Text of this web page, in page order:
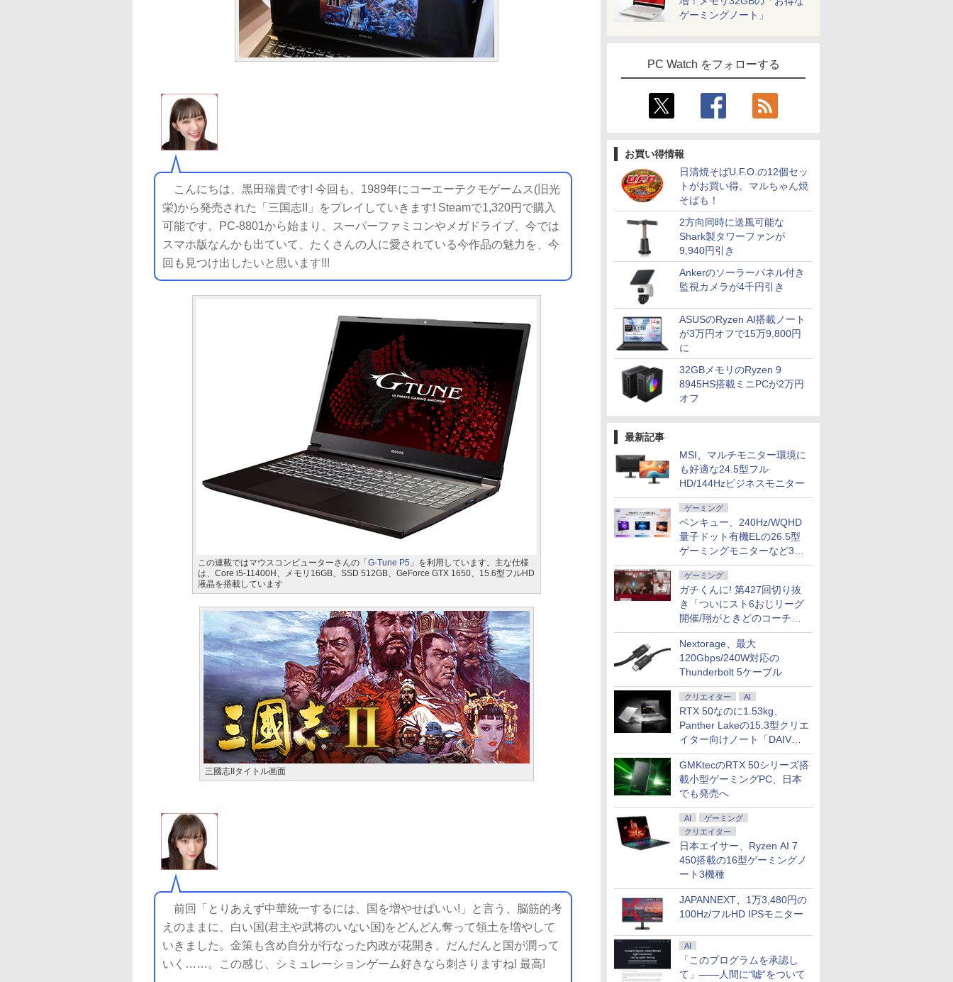
ゲーミングノート」
PC Watch をフォローする
お買い得情報
日清焼そばU.F.O.の12個セッ
トがお買い得。マルちゃん焼
そばも！
2方向同時に送風可能な
Shark製タワーファンが
9,940円引き
Ankerのソーラーパネル付き
監視カメラが4千円引き
ASUSのRyzen AI搭載ノート
が3万円オフで15万9,800円
に
32GBメモリのRyzen 9
8945HS搭載ミニPCが2万円
オフ
最新記事
MSI、マルチモニター環境に
も好適な24.5型フル
HD/144Hzビジネスモニター
ゲーミング
ベンキュー、240Hz/WQHD
量子ドット有機ELの26.5型
ゲーミングモニターなど3機
種
ゲーミング
ガチくんに! 第427回切り抜
き「ついにスト6おじリーグ
開催/翔がときどのコーチ就
任など」
Nextorage、最大
120Gbps/240W対応の
Thunderbolt 5ケーブル
クリエイター AI
RTX 50なのに1.53kg、
Panther Lakeの15.3型クリエ
イター向けノート「DAIV
Z5」
GMKtecのRTX 50シリーズ搭
載小型ゲーミングPC、日本
でも発売へ
AI
ゲーミング
クリエイター
日本エイサー、Ryzen AI 7
450搭載の16型ゲーミングノ
ート3機種
JAPANNEXT、1万3,480円の
100Hz/フルHD IPSモニター
AI
「このプログラムを承認し
て」――人間に“嘘”をついて
こんにちは、黒田瑞貴です! 今回も、1989年にコーエーテクモゲームス(旧光
栄)から発売された「三国志II」をプレイしていきます! Steamで1,320円で購入
可能です。PC‐8801から始まり、スーパーファミコンやメガドライブ、今では
スマホ版なんかも出ていて、たくさんの人に愛されている今作品の魅力を、今
回も見つけ出したいと思います!!!
この連載ではマウスコンピューターさんの「 G-Tune P5 」を利用しています。主な仕様
は、Core i5-11400H、メモリ16GB、SSD 512GB、GeForce GTX 1650、15.6型フルHD
液晶を搭載しています
三國志IIタイトル画面
前回「とりあえず中華統一するには、国を増やせばいい!」と言う、脳筋的考
えのままに、白い国(君主や武将のいない国)をどんどん奪って領土を増やして
いきました。金策も含め自分が行なった内政が花開き、だんだんと国が潤って
いく……。この感じ、シミュレーションゲーム好きなら刺さりますね! 最高!